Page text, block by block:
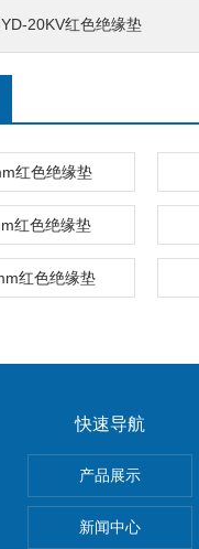
20KV红色绝缘垫
红色绝缘垫
红色绝缘垫
红色绝缘垫
快速导航
产品展示
新闻中心